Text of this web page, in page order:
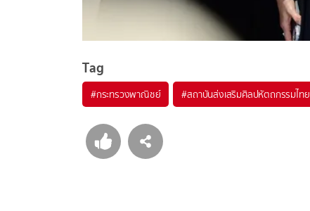
Tag
#กระทรวงพาณิชย์ #สถาบันส่งเสริมศิลปหัตถกรรมไทย